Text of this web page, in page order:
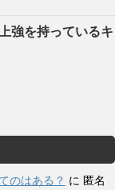
強を持っているキ
のはある？ に 匿名